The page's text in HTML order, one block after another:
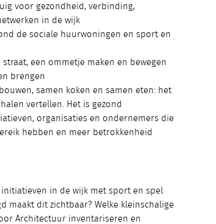
voor gezondheid, verbinding,
in de wijk
de sociale huurwoningen en sport en
een ommetje maken en bewegen
brengen
samen koken en samen eten: het
vertellen. Het is gezond
organisaties en ondernemers die
hebben en meer betrokkenheid
in de wijk met sport en spel
maakt dit zichtbaar? Welke kleinschalige
Architectuur inventariseren en